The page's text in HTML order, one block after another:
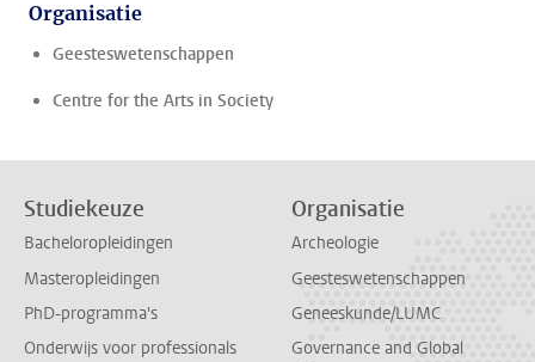
Organisatie
Geesteswetenschappen
Centre for the Arts in Society
Studiekeuze
Bacheloropleidingen
Masteropleidingen
PhD-programma's
Onderwijs voor professionals
Organisatie
Archeologie
Geesteswetenschappen
Geneeskunde/LUMC
Governance and Global